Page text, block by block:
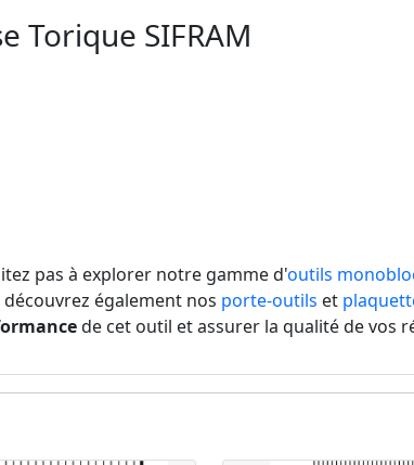
Torique SIFRAM
pas à explorer notre gamme d'outils
également nos porte-outils et
de cet outil et assurer la qualité de vos